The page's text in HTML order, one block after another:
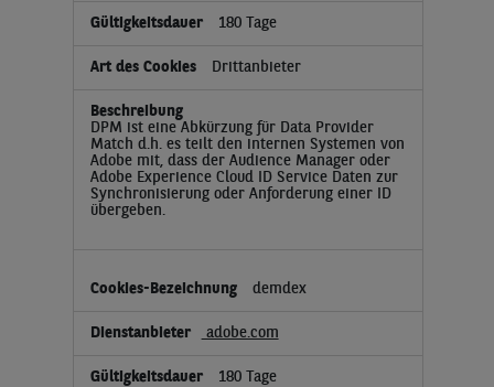
180 Tage
Drittanbieter
DPM ist eine Abkürzung für Data Provider
Match d.h. es teilt den internen Systemen von
Adobe mit, dass der Audience Manager oder
Adobe Experience Cloud ID Service Daten zur
Synchronisierung oder Anforderung einer ID
übergeben.
demdex
adobe.com
180 Tage